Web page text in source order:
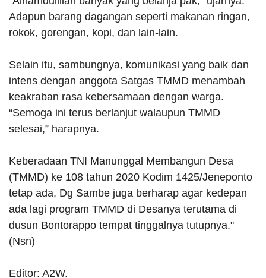
Adapun barang dagangan seperti makanan ringan,
rokok, gorengan, kopi, dan lain-lain.
Selain itu, sambungnya, komunikasi yang baik dan
intens dengan anggota Satgas TMMD menambah
keakraban rasa kebersamaan dengan warga.
“Semoga ini terus berlanjut walaupun TMMD
selesai,” harapnya.
Keberadaan TNI Manunggal Membangun Desa
(TMMD) ke 108 tahun 2020 Kodim 1425/Jeneponto
tetap ada, Dg Sambe juga berharap agar kedepan
ada lagi program TMMD di Desanya terutama di
dusun Bontorappo tempat tinggalnya tutupnya."
(Nsn)
Editor: A2W.